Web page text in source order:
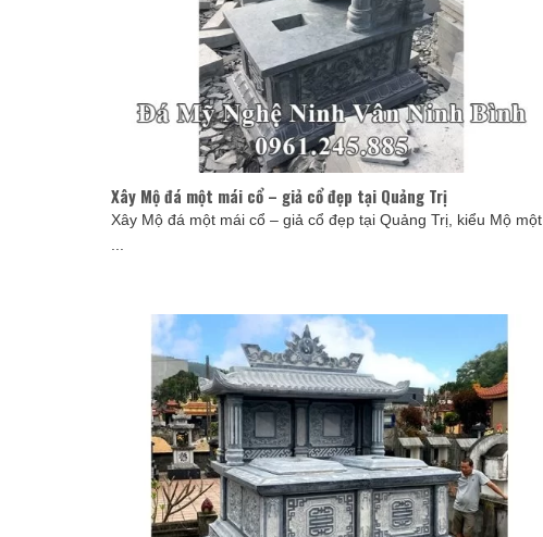
Xây Mộ đá một mái cổ – giả cổ đẹp tại Quảng Trị
Xây Mộ đá một mái cổ – giả cổ đẹp tại Quảng Trị, kiểu Mộ một